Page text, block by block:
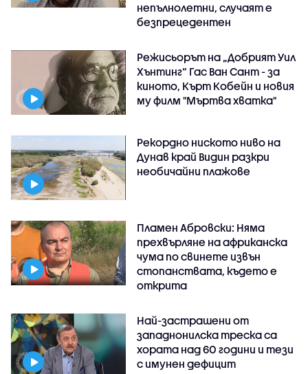
непълнолетни, случаят е
безпрецедентен
Режисьорът на „Добрият Уил
Хънтинг“ Гас Ван Сант - за
киното, Кърт Кобейн и новия
му филм "Мъртва хватка"
Рекордно ниското ниво на
Дунав край Видин разкри
необичайни плажове
Пламен Абровски: Няма
прехвърляне на африканска
чума по свинете извън
стопанствата, където е
открита
Най-застрашени от
западнонилска треска са
хората над 60 години и тези
с имунен дефицит